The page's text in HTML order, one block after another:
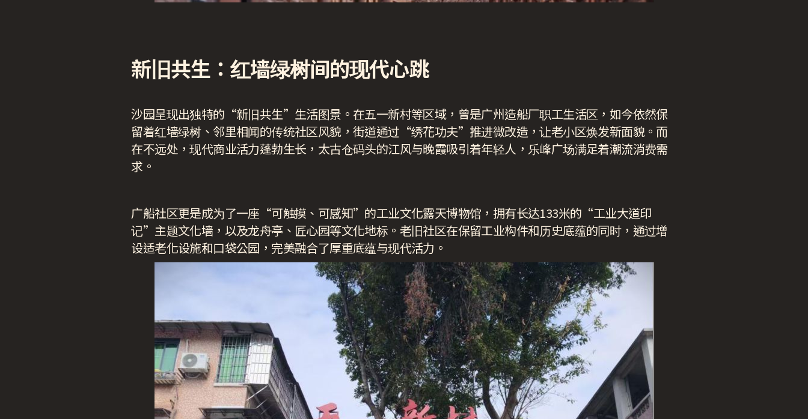
新旧共生：红墙绿树间的现代心跳
沙园呈现出独特的“新旧共生”生活图景。在五一新村等区域，曾是广州造船厂职工生活区，如今依然保
留着红墙绿树、邻里相闻的传统社区风貌，街道通过“绣花功夫”推进微改造，让老小区焕发新面貌。而
在不远处，现代商业活力蓬勃生长，太古仓码头的江风与晚霞吸引着年轻人，乐峰广场满足着潮流消费需
求。
广船社区更是成为了一座“可触摸、可感知”的工业文化露天博物馆，拥有长达133米的“工业大道印
记”主题文化墙，以及龙舟亭、匠心园等文化地标。老旧社区在保留工业构件和历史底蕴的同时，通过增
设适老化设施和口袋公园，完美融合了厚重底蕴与现代活力。